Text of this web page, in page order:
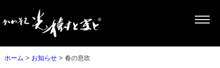
ホーム > お知らせ> 春の息吹